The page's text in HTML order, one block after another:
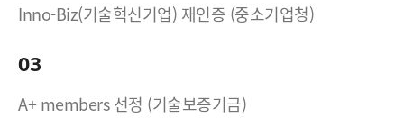
Inno-Biz(기술혁신기업) 재인증 (중소기업청)
03
A+ members 선정 (기술보증기금)